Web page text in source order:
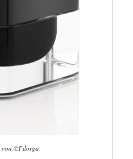
von ©Filorga